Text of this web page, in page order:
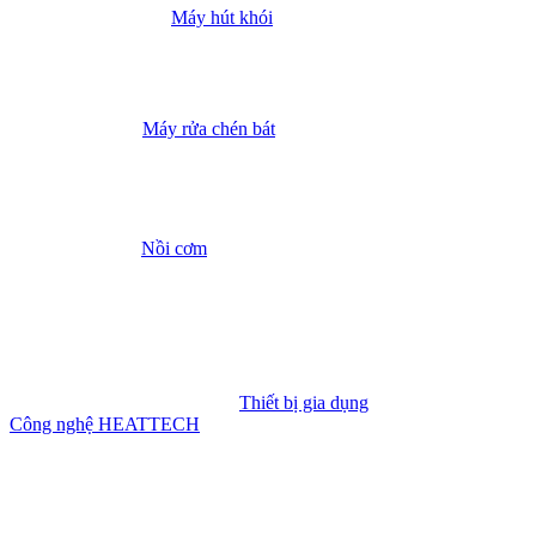
Máy hút khói
Máy rửa chén bát
Nồi cơm
Thiết bị gia dụng
Công nghệ HEATTECH